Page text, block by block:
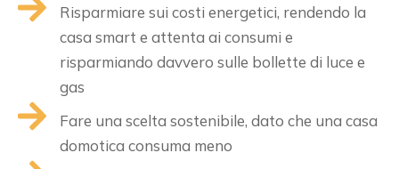
Risparmiare sui costi energetici, rendendo la
casa smart e attenta ai consumi e
risparmiando davvero sulle bollette di luce e
gas
Fare una scelta sostenibile, dato che una casa
domotica consuma meno